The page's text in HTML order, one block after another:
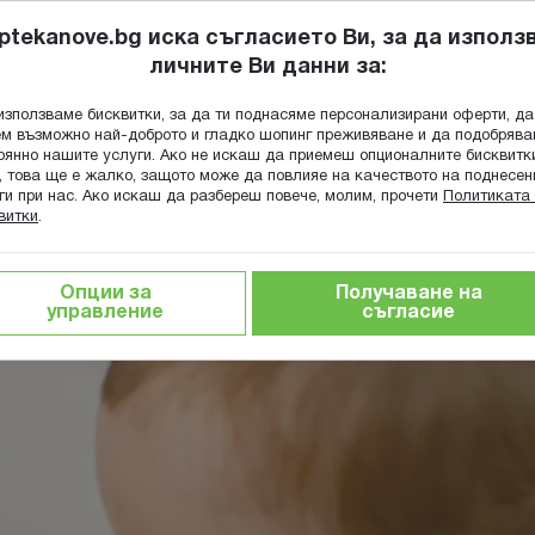
Търсене
ПОПИТАЙ
ГРИЖА ЗА МАЙКАТА И ДЕТЕТО ХРАНИТЕЛНИ ДОБАВКИ
Полиомиелит (детски паралич) - всичко, което
което трябва да знаете
иска съгласието Ви, за да
личните Ви данни за:
бисквитки, за да ти поднасяме персонализирани оферти, да
възможно най-доброто и гладко шопинг преживяване и да
нашите услуги. Ако не искаш да приемеш опционалните
това ще е жалко, защото може да повлияе на качеството на
при нас. Ако искаш да разбереш повече, молим, прочети
Политиката
.
Опции за
управление
Получаване на
съгласие